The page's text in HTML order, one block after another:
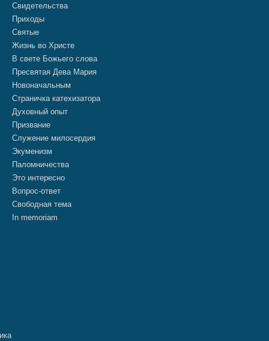
Свидетельства
Приходы
Святые
Жизнь во Христе
В свете Божьего слова
Пресвятая Дева Мария
Новоначальным
Страничка катехизатора
Духовный опыт
Призвание
Служение милосердия
Экуменизм
Паломничества
Это интересно
Вопрос-ответ
Свободная тема
In memoriam